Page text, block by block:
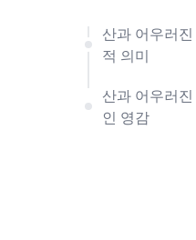
산과 어우러
적 의미
산과 어우러
인 영감